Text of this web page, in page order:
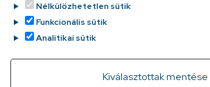
Nélkülözhetetlen sütik
Funkcionális sütik
Analitikai sütik
Kiválasztottak mentése
Withdraw consent